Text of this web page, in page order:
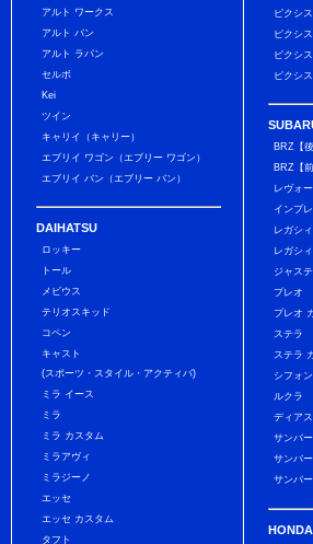
アルト ワークス
アルト バン
アルト ラパン
セルボ
Kei
ツイン
キャリイ（キャリー）
エブリイ ワゴン（エブリー ワゴン）
エブリイ バン（エブリー バン）
DAIHATSU
ロッキー
トール
メビウス
テリオスキッド
コペン
キャスト
(スポーツ・スタイル・アクティバ)
ミラ イース
ミラ
ミラ カスタム
ミラアヴィ
ミラジーノ
エッセ
エッセ カスタム
タフト
ピクシ
ピクシ
ピクシ
ピクシ
BRZ【
BRZ【
レヴォ
インプ
レガシ
レガシ
ジャス
プレオ
プレオ
ステラ
ステラ
シフォ
ルクラ
ディア
サンバ
サンバ
サンバ
HONDA